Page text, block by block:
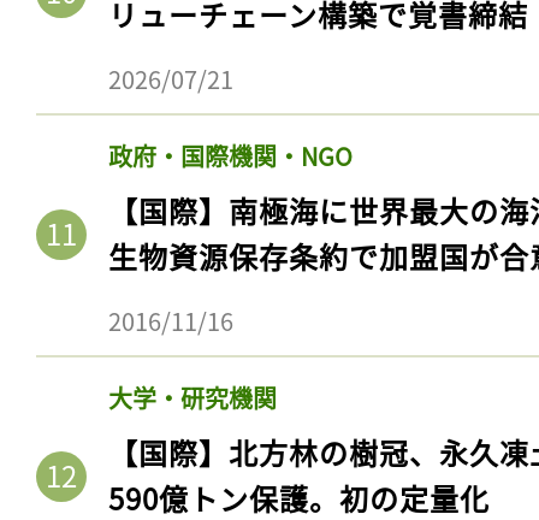
リューチェーン構築で覚書締結
2026/07/21
政府・国際機関・NGO
【国際】南極海に世界最大の
生物資源保存条約で加盟国が合
2016/11/16
大学・研究機関
【国際】北方林の樹冠、永久
590億トン保護。初の定量化